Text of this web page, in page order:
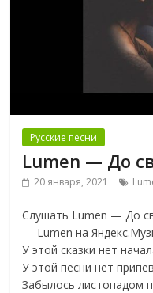
Русские песни
Lumen — До
20 января, 2021
Слушать Lumen — До
— Lumen на
У этой сказки нет
У этой песни нет
Забылось листопадом